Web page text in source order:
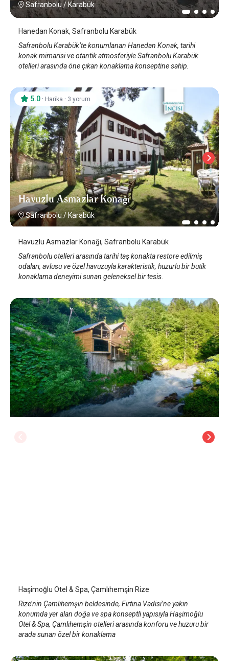
Safranbolu / Karabük
Hanedan Konak, Safranbolu Karabük
Safranbolu Karabük’te konumlanan Hanedan Konak, tarihi
konak mimarisi ve otantik atmosferiyle Safranbolu Karabük
otelleri arasında öne çıkan konaklama konseptine sahip.
Havuzlu Asmazlar Konağı
Safranbolu/ Karabük
5.0 · Harika · 3 yorum
Havuzlu Asmazlar Konağı, Safranbolu Karabük
Safranbolu otelleri arasında tarihi taş konakta restore edilmiş
odaları, avlusu ve özel havuzuyla karakteristik, huzurlu bir butik
konaklama deneyimi sunan geleneksel bir tesis.
Haşimoğlu Otel & Spa, Çamlıhemşin Rize
Rize’nin Çamlıhemşin beldesinde, Fırtına Vadisi’ne yakın
konumda yer alan doğa ve spa konseptli yapısıyla Haşimoğlu
Otel & Spa, Çamlıhemşin otelleri arasında konforu ve huzuru bir
arada sunan özel bir konaklama